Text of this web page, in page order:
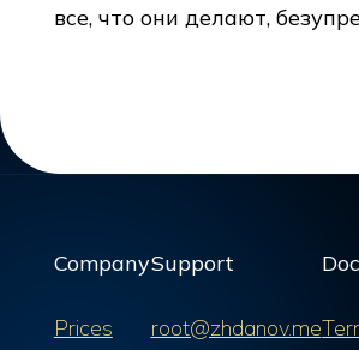
все, что они делают,
Company
Prices
Support
root@zhdanov.me